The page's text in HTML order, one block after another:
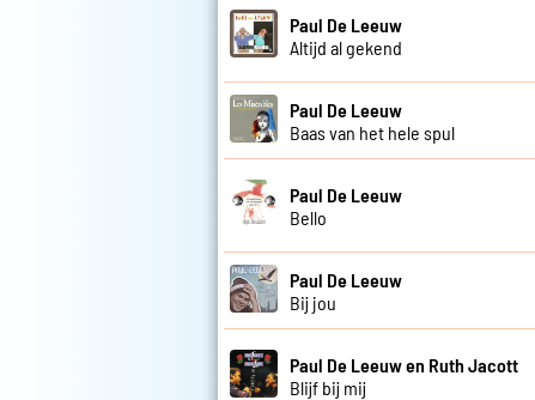
Paul De Leeuw
Altijd al gekend
Paul De Leeuw
Baas van het hele spul
Paul De Leeuw
Bello
Paul De Leeuw
Bij jou
Paul De Leeuw en Ruth Jacott
Blijf bij mij